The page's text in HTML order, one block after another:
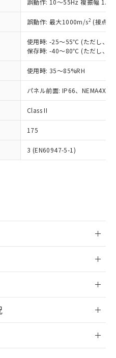
誤動作: 10～55Hz 複振幅
誤動作: 最大1000m/s2 (接点
使用時: -25～55℃ (ただし、氷
保存時: -40～80℃ (ただし、氷
使用時: 35～85%RH
パネル前面: IP66、NEMA4X,
Class II
175
3 (EN60947-5-1)
会員登録
よび標準価格はお客
たはお客様担当のオ
売店・当社販売員に
販売店や当社販売拠
ワーク
」をご確認
準価格結果を当社の
三者に漏洩または開
いします。
部品リスト作成サー
ただくには、I-Web
録されている必要が
サイト上で当社にご
視および制御機器に対する
については閾値を超える意
しています。
などにより、予定
ます。
ウンロード
（当社基準）
で非含有を証明す
非含有を証明する
タル酸エステル類４
おりました。
の在庫切替を完了
段のことがない限
割愛しておりま
、 DIBP(フタル酸ジ
フタル酸ブチルベンジ
ルヘキシル)) : 1000ppm
します。
下において有害物
境に深刻な影響を
します。
当社販売部門へお問
、違法に輸出されな
を講じます。
、核兵器、ミサイ
物兵器またはその他
の製造装置等に一切
を第三者に販売する
2および3の内容を当
ます。また当社は、
に係わる関係者が違
れがある場合は、取
せん。
たないが在庫あり
新の在庫状況につ
様のお取引先、ま
当のオムロン制御
当社販売員にご確
、また在庫状況の
ていない機種